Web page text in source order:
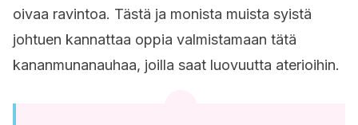
oivaa ravintoa. Tästä ja monista muista syistä
johtuen kannattaa oppia valmistamaan tätä
kananmunanauhaa, joilla saat luovuutta aterioihin.